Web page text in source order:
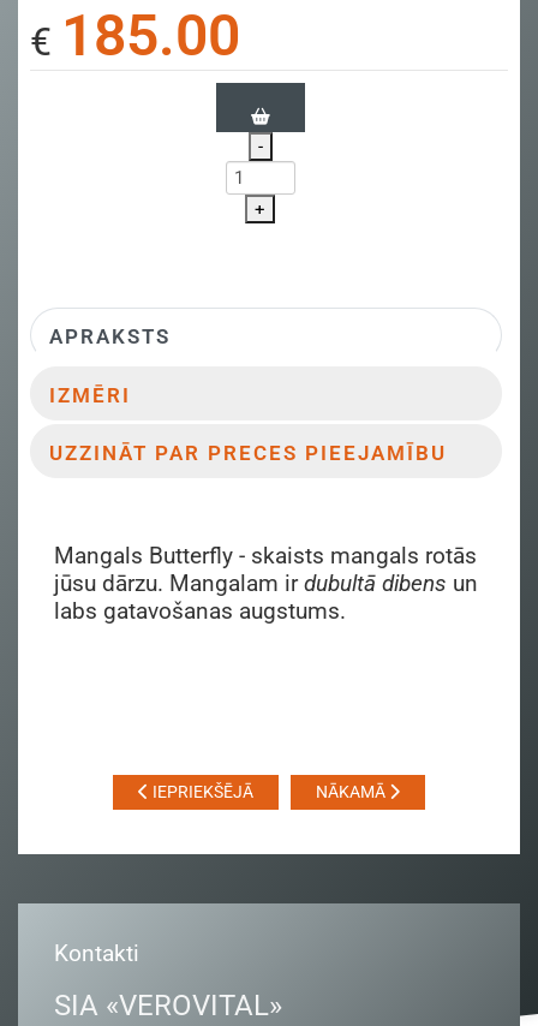
€ 185.00
-
+
APRAKSTS
IZMĒRI
UZZINĀT PAR PRECES PIEEJAMĪBU
Mangals Butterfly - skaists mangals rotās
jūsu dārzu. Mangalam irdubultā dibens un
labs gatavošanas augstums.
IEPRIEKŠĒJĀ NĀKAMĀ
Kontakti
SIA «VEROVITAL»